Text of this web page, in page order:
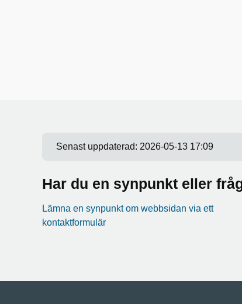
Senast uppdaterad: 2026-05-13 17:09
Har du en synpunkt eller
Lämna en synpunkt om webbsidan via ett
kontaktformulär